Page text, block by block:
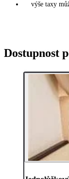
výše taxy
Dostupnost